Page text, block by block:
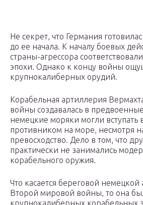
Не секрет, что Германия
до ее начала. К началу боевых
страны-агрессора
эпохи. Однако к концу войны
крупнокалиберных орудий.
Корабельная артиллерия
войны создавалась в
немецкие моряки могли вступать
противником на море, несмотря
превосходство. Дело в том, что
практически не занимались
корабельного оружия.
Что касается береговой
Второй мировой войны, то она
крупнокалиберных корабельных